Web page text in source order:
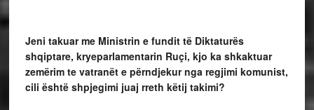
Jeni takuar me Ministrin e fundit të Diktaturës
shqiptare, kryeparlamentarin Ruçi, kjo ka shkaktuar
zemërim te vatranët e përndjekur nga regjimi komunist,
cili është shpjegimi juaj rreth këtij takimi?